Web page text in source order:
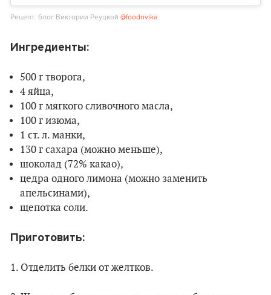
Рецепт: блог Виктории Реуцкой @foodnvika.
Ингредиенты:
500 г творога,
4 яйца,
100 г мягкого сливочного масла,
100 г изюма,
1 ст. л. манки,
130 г сахара (можно меньше),
шоколад (72% какао),
цедра одного лимона (можно заменить
апельсинами),
щепотка соли.
Приготовить:
1. Отделить белки от желтков.